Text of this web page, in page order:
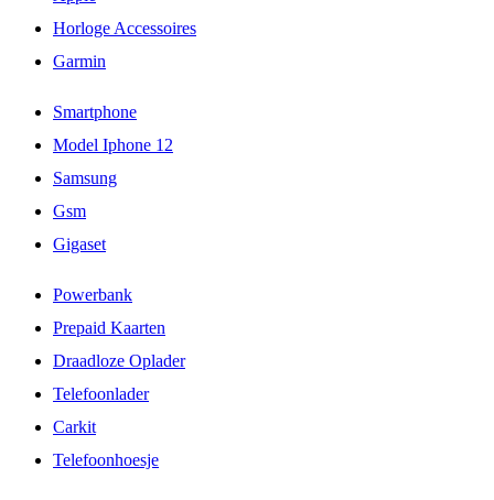
Horloge Accessoires
Garmin
Smartphone
Model Iphone 12
Samsung
Gsm
Gigaset
Powerbank
Prepaid Kaarten
Draadloze Oplader
Telefoonlader
Carkit
Telefoonhoesje